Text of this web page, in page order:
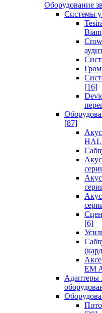
Оборудование
Системы
[16]
[87]
[6]
EM
Адаптеры